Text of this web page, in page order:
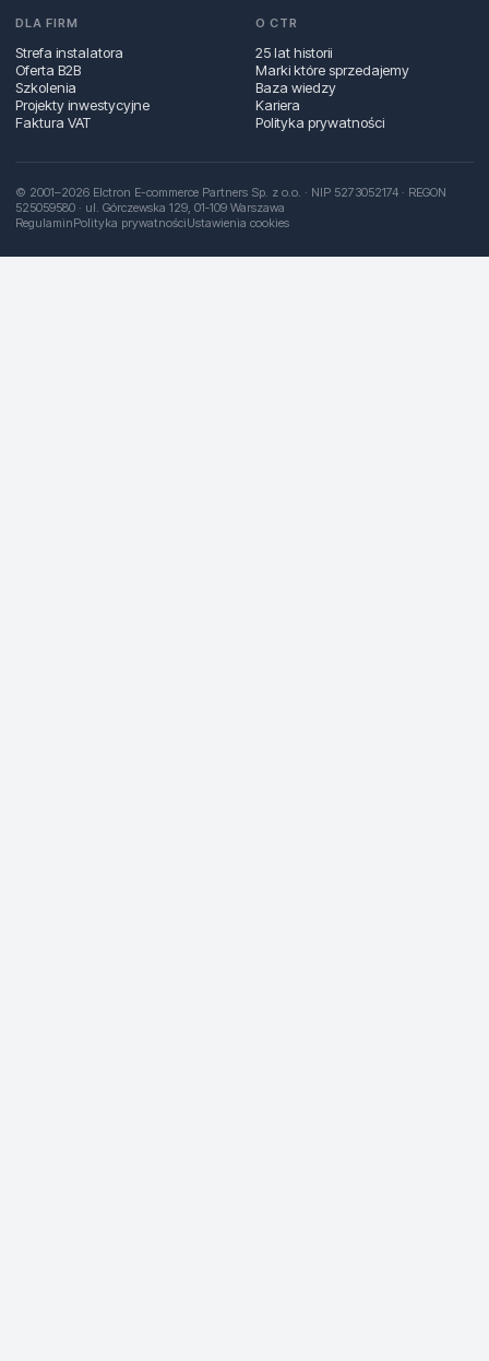
DLA FIRM
Strefa instalatora
Oferta B2B
Szkolenia
Projekty inwestycyjne
Faktura VAT
O CTR
25 lat historii
Marki które sprzedajemy
Baza wiedzy
Kariera
Polityka prywatności
© 2001–2026 Elctron E-commerce Partners Sp. z o.o. · NIP 5273052174 · REGON
525059580 · ul. Górczewska 129, 01‑109 Warszawa
RegulaminPolityka prywatnościUstawienia cookies